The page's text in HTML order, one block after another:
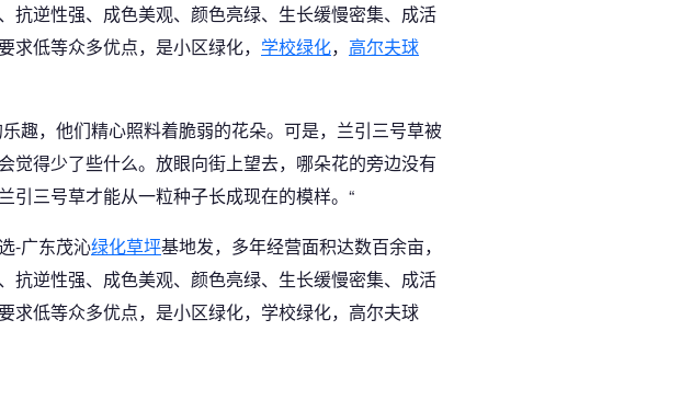
抗逆性强、成色美观、颜色亮绿、生长缓慢密集、成活
低等众多优点，是小区绿化， 学校绿化， 高尔夫球
趣，他们精心照料着脆弱的花朵。可是，兰引三号草被
觉得少了些什么。放眼向街上望去，哪朵花的旁边没有
引三号草才能从一粒种子长成现在的模样。“
-广东茂沁绿化草坪基地发，多年经营面积达数百余亩，
抗逆性强、成色美观、颜色亮绿、生长缓慢密集、成活
求低等众多优点，是小区绿化，学校绿化，高尔夫球